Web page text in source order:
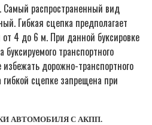
Самый распространенный вид
Гибкая сцепка предполагает
4 до 6 м. При данной буксировке
транспортного
дорожно-транспортного
сцепке запрещена при
АВТОМОБИЛЯ С АКПП.